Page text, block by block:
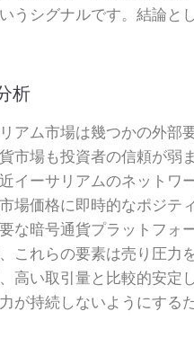
うシグナルです。結論と
析
アム市場は幾つかの外部
市場も投資者の信頼が弱
イーサリアムのネットワ
場価格に即時的なポジテ
な暗号通貨プラットフォ
これらの要素は売り圧力
高い取引量と比較的安定
が持続しないようにする